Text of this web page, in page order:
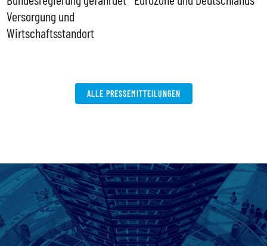
Versorgung und
Wirtschaftsstandort
ALLE PRESSEMITTEILUNGEN